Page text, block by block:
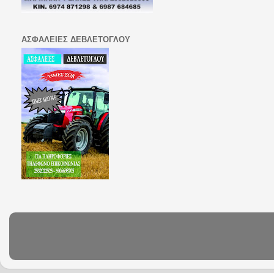
ΑΣΦΑΛΕΙΕΣ ΔΕΒΛΕΤΟΓΛΟΥ